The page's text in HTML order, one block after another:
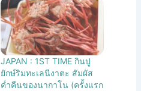
JAPAN : 1ST TIME กินปู
ยักษ์ริมทะเลนีงาตะ สัมผัส
ค่ำคืนของนากาโน (ครั้งแรก